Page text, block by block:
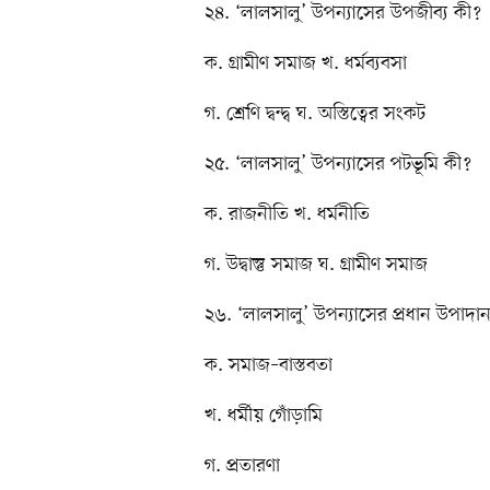
২৪. ‘লালসালু’ উপন্যাসের উপজীব্য কী?
ক. গ্রামীণ সমাজ খ. ধর্মব্যবসা
গ. শ্রেণি দ্বন্দ্ব ঘ. অস্তিত্বের সংকট
২৫. ‘লালসালু’ উপন্যাসের পটভূমি কী?
ক. রাজনীতি খ. ধর্মনীতি
গ. উদ্বাস্তু সমাজ ঘ. গ্রামীণ সমাজ
২৬. ‘লালসালু’ উপন্যাসের প্রধান
ক. সমাজ–বাস্তবতা
খ. ধর্মীয় গোঁড়ামি
গ. প্রতারণা